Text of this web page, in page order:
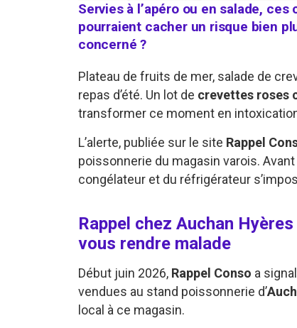
Servies à l’apéro ou en salade,
pourraient cacher un risque bien
concerné ?
Plateau de fruits de mer, salade de
repas d’été. Un lot de crevettes roses
transformer ce moment en
L’alerte, publiée sur le site Rappel
poissonnerie du magasin varois.
congélateur et du réfrigérateur
Rappel chez Auchan
vous rendre malade
Début juin 2026, Rappel Conso a
vendues au stand poissonnerie d’
local à ce magasin.